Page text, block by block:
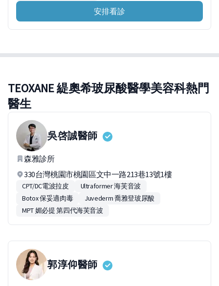
安排看診
TEOXANE 緹奧希玻尿酸醫學美容科熱門
醫生
吳啓誠醫師
森雅診所
330台灣桃園市桃園區文中一路213巷13號1樓
CPT/DC電波拉皮
Ultraformer 海芙音波
Botox 保妥適肉毒
Juvederm 喬雅登玻尿酸
MPT 媚必提 第四代海芙音波
郭淳仰醫師